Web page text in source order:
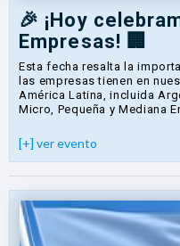
🎉 ¡Hoy
Empresas! 🏢
Esta fecha resalta la
las empresas tienen en
América Latina, incluida
Micro, Pequeña y Mediana
[+] ver evento